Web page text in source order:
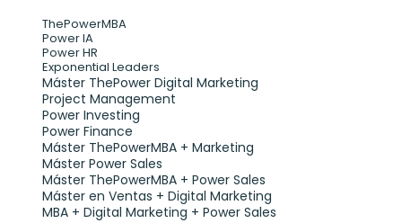
ThePowerMBA
Power IA
Power HR
Exponential Leaders
Máster ThePower Digital Marketing
Project Management
Power Investing
Power Finance
Máster ThePowerMBA + Marketing
Máster Power Sales
Máster ThePowerMBA + Power Sales
Máster en Ventas + Digital Marketing
MBA + Digital Marketing + Power Sales